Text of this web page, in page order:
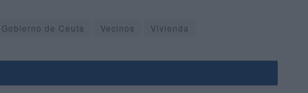
Gobierno de Ceuta Vecinos Vivienda